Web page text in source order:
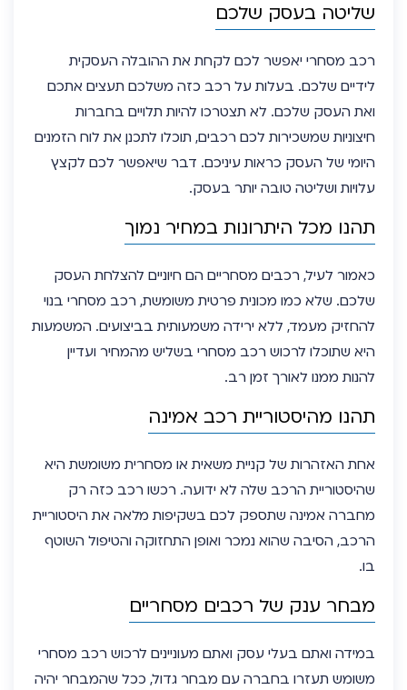
שליטה בעסק שלכם
רכב מסחרי יאפשר לכם לקחת את ההובלה העסקית
לידיים שלכם. בעלות על רכב כזה משלכם תעצים אתכם
ואת העסק שלכם. לא תצטרכו להיות תלויים בחברות
חיצוניות שמשכירות לכם רכבים, תוכלו לתכנן את לוח הזמנים
היומי של העסק כראות עיניכם. דבר שיאפשר לכם לקצץ
עלויות ושליטה טובה יותר בעסק.
תהנו מכל היתרונות במחיר נמוך
כאמור לעיל, רכבים מסחריים הם חיוניים להצלחת העסק
שלכם. שלא כמו מכונית פרטית משומשת, רכב מסחרי בנוי
להחזיק מעמד, ללא ירידה משמעותית בביצועים. המשמעות
היא שתוכלו לרכוש רכב מסחרי בשליש מהמחיר ועדיין
להנות ממנו לאורך זמן רב.
תהנו מהיסטוריית רכב אמינה
אחת האזהרות של קניית משאית או מסחרית משומשת היא
שהיסטוריית הרכב שלה לא ידועה. רכשו רכב כזה רק
מחברה אמינה שתספק לכם בשקיפות מלאה את היסטוריית
הרכב, הסיבה שהוא נמכר ואופן התחזוקה והטיפול השוטף
בו.
מבחר ענק של רכבים מסחריים
במידה ואתם בעלי עסק ואתם מעוניינים לרכוש רכב מסחרי
משומש תעזרו בחברה עם מבחר גדול, ככל שהמבחר יהיה